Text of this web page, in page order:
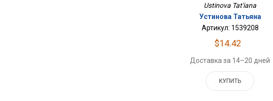
Ustinova Tat'iana
Устинова Татьяна
Артикул: 1539208
$14.42
Доставка за 14–20 дней
КУПИТЬ